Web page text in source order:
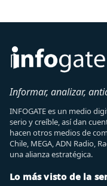
Informar, analizar,
INFOGATE es un medio
serio y creíble, así dan
hacen otros medios de
Chile, MEGA, ADN Radio,
una alianza estratégica.
Lo más visto de la